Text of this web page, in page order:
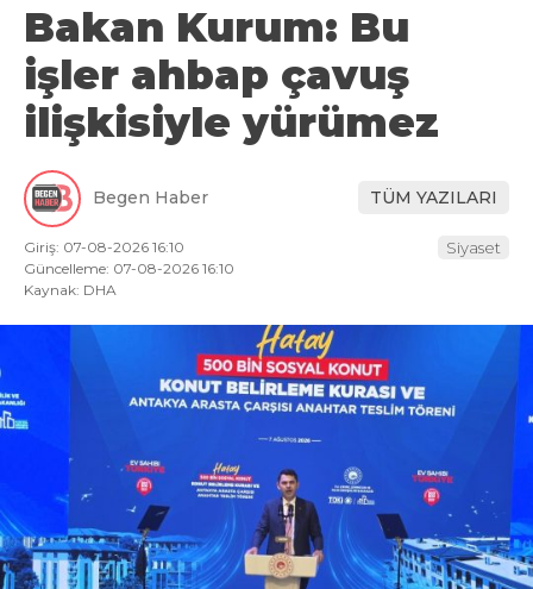
Bakan Kurum: Bu
işler ahbap çavuş
ilişkisiyle yürümez
Begen Haber TÜM YAZILARI
Giriş: 07-08-2026 16:10
Güncelleme: 07-08-2026 16:10
Kaynak: DHA
Siyaset